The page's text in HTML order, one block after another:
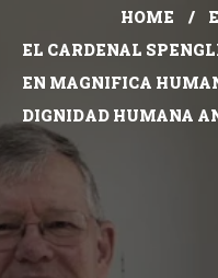
HOME
EL CARDENAL
EN MAGNIFICA
DIGNIDAD HUMANA